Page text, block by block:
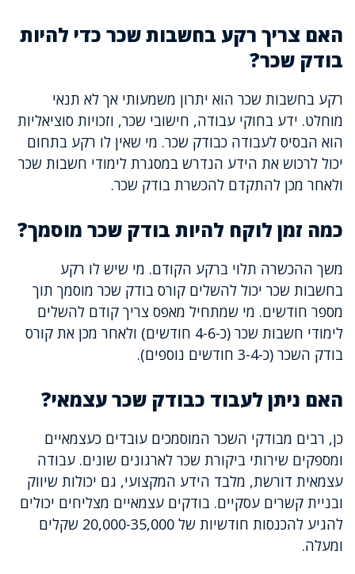
האם צריך רקע בחשבות שכר כדי להיות
בודק שכר?
רקע בחשבות שכר הוא יתרון משמעותי אך לא תנאי
מוחלט. ידע בחוקי עבודה, חישובי שכר, וזכויות סוציאליות
הוא הבסיס לעבודה כבודק שכר. מי שאין לו רקע בתחום
יכול לרכוש את הידע הנדרש במסגרת לימודי חשבות שכר
ולאחר מכן להתקדם להכשרת בודק שכר.
כמה זמן לוקח להיות בודק שכר מוסמך?
משך ההכשרה תלוי ברקע הקודם. מי שיש לו רקע
בחשבות שכר יכול להשלים קורס בודק שכר מוסמך תוך
מספר חודשים. מי שמתחיל מאפס צריך קודם להשלים
לימודי חשבות שכר (כ-4-6 חודשים) ולאחר מכן את קורס
בודק השכר (כ-3-4 חודשים נוספים).
האם ניתן לעבוד כבודק שכר עצמאי?
כן, רבים מבודקי השכר המוסמכים עובדים כעצמאיים
ומספקים שירותי ביקורת שכר לארגונים שונים. עבודה
עצמאית דורשת, מלבד הידע המקצועי, גם יכולות שיווק
ובניית קשרים עסקיים. בודקים עצמאיים מצליחים יכולים
להגיע להכנסות חודשיות של 20,000-35,000 שקלים
ומעלה.